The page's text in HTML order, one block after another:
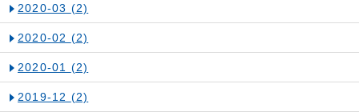
2020-03 (2)
2020-02 (2)
2020-01 (2)
2019-12 (2)